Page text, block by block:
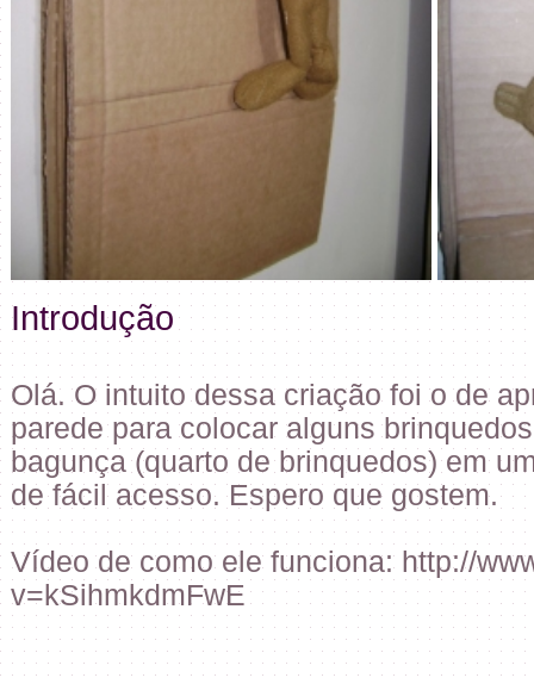
Introdução
Olá. O intuito dessa criação foi o de
parede para colocar alguns
bagunça (quarto de brinquedos) em
de fácil acesso. Espero que gostem.
Vídeo de como ele funciona: http://
v=kSihmkdmFwE